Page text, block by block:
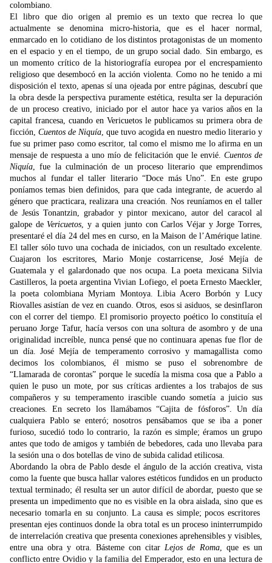
colombiano.
El libro que dio origen al premio es un texto que recrea lo que
actualmente se denomina micro-historia, que es el hacer normal,
enmarcado en lo cotidiano de los distintos protagonistas de un momento
en el espacio y en el tiempo, de un grupo social dado. Sin embargo, es
un momento crítico de la historiografía europea por el encrespamiento
religioso que desembocó en la acción violenta. Como no he tenido a mi
disposición el texto, apenas sí una ojeada por entre páginas, descubrí que
la obra desde la perspectiva puramente estética, resulta ser la depuración
de un proceso creativo, iniciado por el autor hace ya varios años en la
capital francesa, cuando en Vericuetos le publicamos su primera obra de
ficción, Cuentos de Niquía, que tuvo acogida en nuestro medio literario y
fue su primer paso como escritor, tal como el mismo me lo afirma en un
mensaje de respuesta a uno mío de felicitación que le envié. Cuentos de
Niquía, fue la culminación de un proceso literario que emprendimos
muchos al fundar el taller literario “Doce más Uno”. En este grupo
poníamos temas bien definidos, para que cada integrante, de acuerdo al
género que practicara, realizara una creación. Nos reuníamos en el taller
de Jesús Tonantzin, grabador y pintor mexicano, autor del caracol al
galope deVericuetos, y a quien junto con Carlos Véjar y Jorge Torres,
presentaré el día 24 del mes en curso, en la Maison de l’Amérique latine.
El taller sólo tuvo una cochada de iniciados, con un resultado excelente.
Cuajaron los escritores, Mario Monje costarricense, José Mejía de
Guatemala y el galardonado que nos ocupa. La poeta mexicana Silvia
Castilleros, la poeta argentina Vivian Lofiego, el poeta Ernesto Maeckler,
la poeta colombiana Myriam Montoya. Libia Acero Borbón y Lucy
Riovalles asistían de vez en cuando. Otros, esos si asiduos, se desinflaron
con el correr del tiempo. El promisorio proyecto poético lo constituía el
peruano Jorge Tafur, hacía versos con una soltura de asombro y de una
originalidad increíble, nunca pensé que no continuara apenas fue flor de
un día. José Mejía de temperamento corrosivo y mamagallista como
decimos los colombianos, él mismo se puso el sobrenombre de
“Llamarada de corontas” porque le sucedía la misma cosa que a Pablo a
quien le puso un mote, por sus críticas ardientes a los trabajos de sus
compañeros y su temperamento irascible cuando sometía a juicio sus
creaciones. En secreto los llamábamos “Cajita de fósforos”. Un día
cualquiera Pablo se enteró; nosotros pensábamos que se iba a poner
furioso, sucedió todo lo contrario, la razón es simple; éramos un grupo
antes que todo de amigos y también de bebedores, cada uno llevaba para
la sesión una o dos botellas de vino de subida calidad etilicosa.
Abordando la obra de Pablo desde el ángulo de la acción creativa, vista
como la fuente que busca hallar valores estéticos fundidos en un producto
textual terminado; él resulta ser un autor difícil de abordar, puesto que se
presenta un impedimento que no es visible en la obra aislada, sino que es
necesario tomarla en su conjunto. La causa es simple; pocos escritores
presentan ejes continuos donde la obra total es un proceso ininterrumpido
de interrelación creativa que presenta conexiones aprehensibles y visibles,
entre una obra y otra. Básteme con citarLejos de Roma, que es un
conflicto entre Ovidio y la familia del Emperador, esto en una lectura de